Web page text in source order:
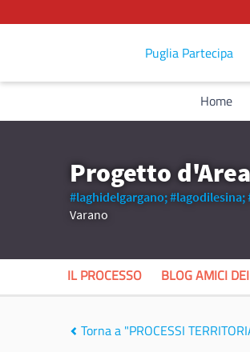
Puglia Partecipa
Home
Progetto
#laghidelgargano;#lagodilesina;
Varano
IL PROCESSO BLOG AMICI
Torna a "PROCESSI